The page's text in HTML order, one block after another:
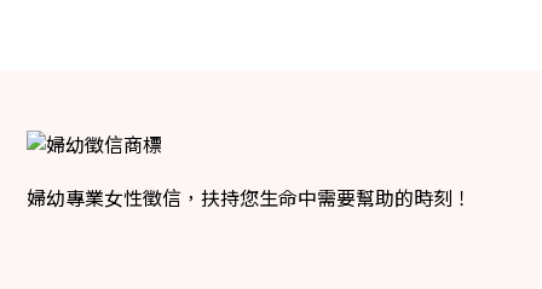
婦幼專業女性徵信，扶持您生命中需要幫助的時刻！